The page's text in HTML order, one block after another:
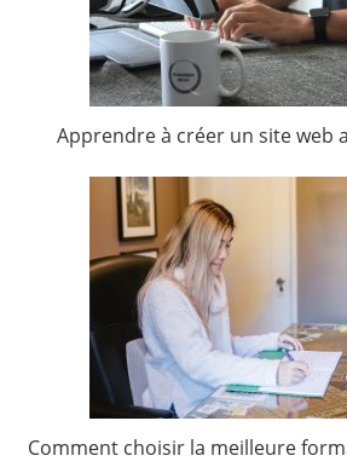
Apprendre à créer un site web
Comment choisir la meilleure